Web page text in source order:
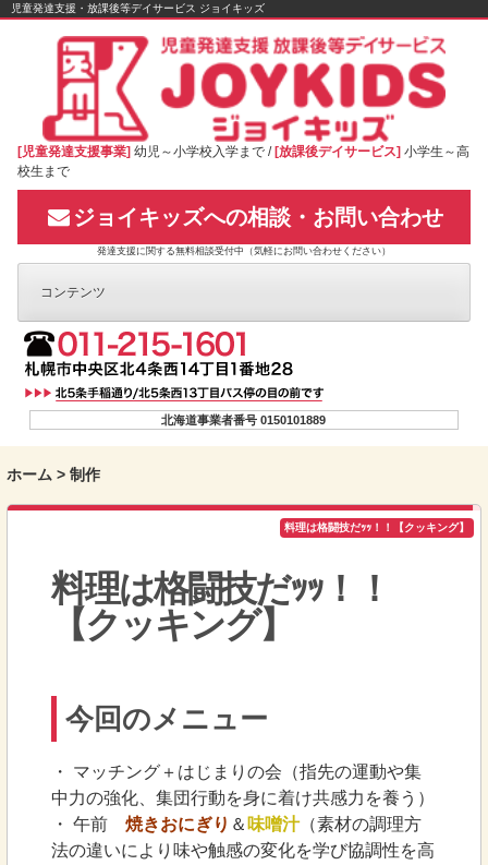
Skip
児童発達支援・放課後等デイサービス ジョイキッズ
[児童発達支援事業] 幼児～小学校入学まで / [放課後デイサービス] 小学生～高
校生まで
ジョイキッズへの相談・お問い合わせ
発達支援に関する無料相談受付中（気軽にお問い合わせください）
コンテンツ
北海道事業者番号 0150101889
ホーム > 制作
料理は格闘技だｯｯ！！【クッキング】
料理は格闘技だｯｯ！！
【クッキング】
今回のメニュー
・ マッチング＋はじまりの会（指先の運動や集
中力の強化、集団行動を身に着け共感力を養う）
・ 午前 焼きおにぎり ＆ 味噌汁（素材の調理方
法の違いにより味や触感の変化を学び協調性を高